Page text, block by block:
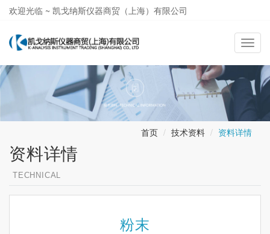
欢迎光临 ~ 凯戈纳斯仪器商贸（上海）有限公司
导
航
切
换
首页 技术资料 资料详情
资料详情
TECHNICAL
粉末